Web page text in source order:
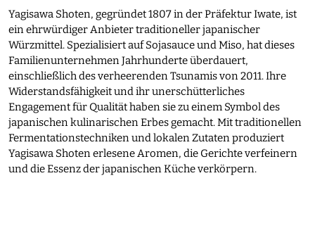
Yagisawa Shoten, gegründet 1807 in der Präfektur Iwate, ist
ein ehrwürdiger Anbieter traditioneller japanischer
Würzmittel. Spezialisiert auf Sojasauce und Miso, hat dieses
Familienunternehmen Jahrhunderte überdauert,
einschließlich des verheerenden Tsunamis von 2011. Ihre
Widerstandsfähigkeit und ihr unerschütterliches
Engagement für Qualität haben sie zu einem Symbol des
japanischen kulinarischen Erbes gemacht. Mit traditionellen
Fermentationstechniken und lokalen Zutaten produziert
Yagisawa Shoten erlesene Aromen, die Gerichte verfeinern
und die Essenz der japanischen Küche verkörpern.